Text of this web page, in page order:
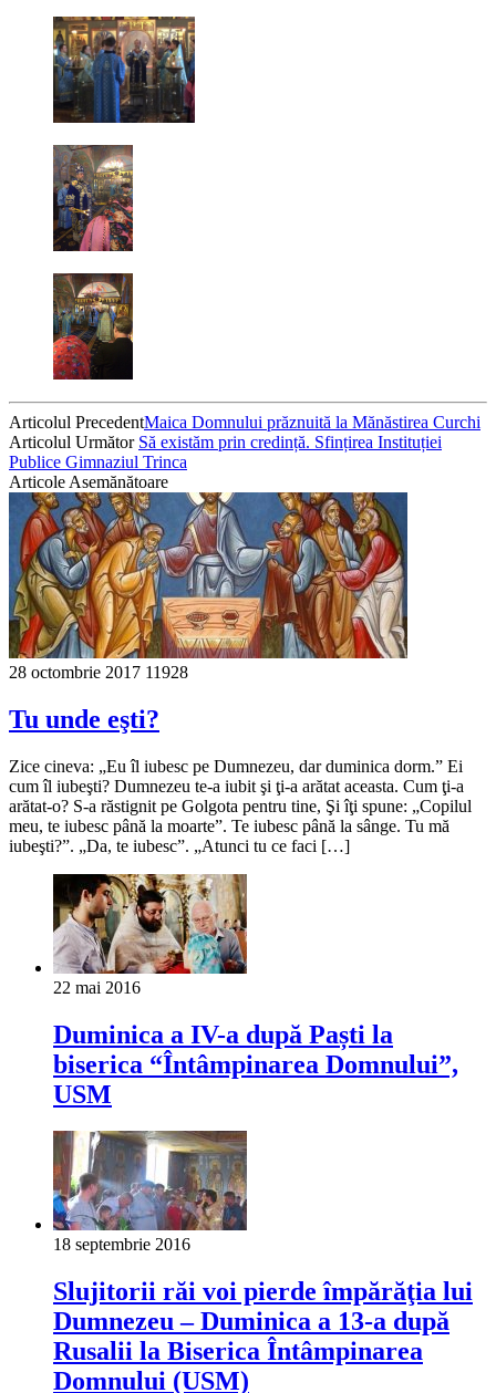
Articolul PrecedentMaica Domnului prăznuită la Mănăstirea Curchi
Articolul Următor Să existăm prin credință. Sfințirea Instituției
Publice Gimnaziul Trinca
Articole Asemănătoare
28 octombrie 2017 11928
Tu unde eşti?
Zice cineva: „Eu îl iubesc pe Dumnezeu, dar duminica dorm.” Ei
cum îl iubeşti? Dumnezeu te-a iubit şi ţi-a arătat aceasta. Cum ţi-a
arătat-o? S-a răstignit pe Golgota pentru tine, Şi îţi spune: „Copilul
meu, te iubesc până la moarte”. Te iubesc până la sânge. Tu mă
iubeşti?”. „Da, te iubesc”. „Atunci tu ce faci […]
22 mai 2016
Duminica a IV-a după Paști la
biserica “Întâmpinarea Domnului”,
USM
18 septembrie 2016
Slujitorii răi voi pierde împărăţia lui
Dumnezeu – Duminica a 13-a după
Rusalii la Biserica Întâmpinarea
Domnului (USM)